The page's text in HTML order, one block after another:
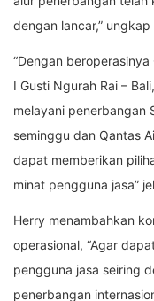
dengan lancar,” ungkap
“Dengan
I Gusti Ngurah Rai –
melayani penerbangan
seminggu dan Qantas
dapat memberikan
minat pengguna jasa”
Herry menambahkan
operasional, “Agar
pengguna jasa seiring
penerbangan